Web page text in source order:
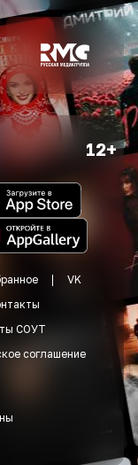
12+
VK
СОУТ
соглашение